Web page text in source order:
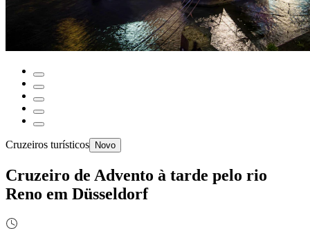
Cruzeiros turísticos Novo
Cruzeiro de Advento à tarde pelo rio
Reno em Düsseldorf